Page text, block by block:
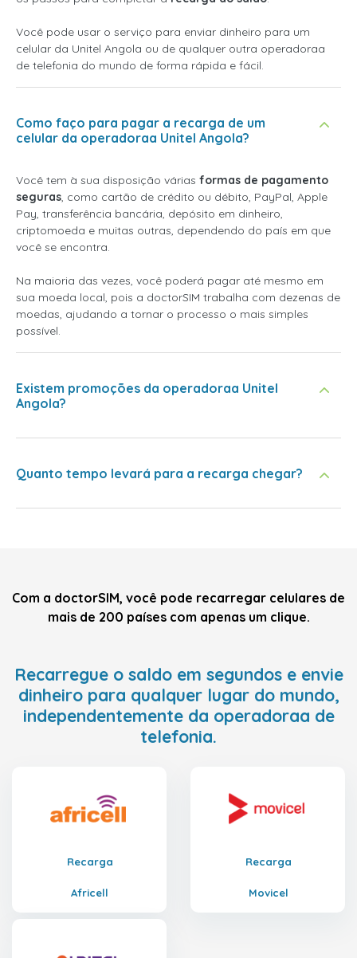
Você pode usar o serviço para enviar dinheiro para um
celular da Unitel Angola ou de qualquer outra operadoraa
de telefonia do mundo de forma rápida e fácil.
Como faço para pagar a recarga de um
celular da operadoraa Unitel Angola?
Você tem à sua disposição várias formas de pagamento
seguras, como cartão de crédito ou débito, PayPal, Apple
Pay, transferência bancária, depósito em dinheiro,
criptomoeda e muitas outras, dependendo do país em que
você se encontra.
Na maioria das vezes, você poderá pagar até mesmo em
sua moeda local, pois a doctorSIM trabalha com dezenas de
moedas, ajudando a tornar o processo o mais simples
possível.
Existem promoções da operadoraa Unitel
Angola?
Quanto tempo levará para a recarga chegar?
Com a doctorSIM, você pode recarregar celulares de
mais de 200 países com apenas um clique.
Recarregue o saldo em segundos e envie
dinheiro para qualquer lugar do mundo,
independentemente da operadoraa de
telefonia.
Recarga
Africell
Recarga
Movicel